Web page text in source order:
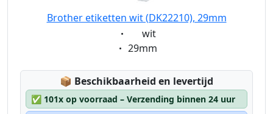
Brother etiketten wit (DK22210), 29mm
Eigenschaft:
wit
Eigenschaft:
29mm
📦 Lagerstatus:
Beschikbaarheid en levertijd
✅ 101x op voorraad – Verzending binnen 24 uur